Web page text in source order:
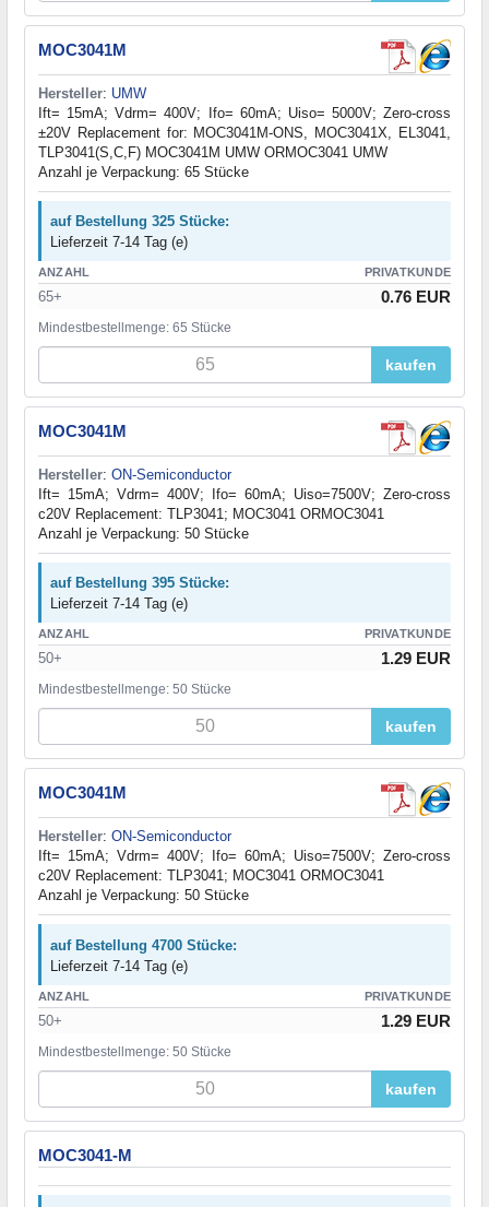
MOC3041M
Hersteller: UMW
Ift= 15mA; Vdrm= 400V; Ifo= 60mA; Uiso= 5000V; Zero-cross
±20V Replacement for: MOC3041M-ONS, MOC3041X, EL3041,
TLP3041(S,C,F) MOC3041M UMW ORMOC3041 UMW
Anzahl je Verpackung: 65 Stücke
auf Bestellung 325 Stücke:
Lieferzeit 7-14 Tag (e)
ANZAHL PRIVATKUNDE
65+ 0.76 EUR
Mindestbestellmenge: 65 Stücke
kaufen
MOC3041M
Hersteller: ON-Semiconductor
Ift= 15mA; Vdrm= 400V; Ifo= 60mA; Uiso=7500V; Zero-cross
c20V Replacement: TLP3041; MOC3041 ORMOC3041
Anzahl je Verpackung: 50 Stücke
auf Bestellung 395 Stücke:
Lieferzeit 7-14 Tag (e)
ANZAHL PRIVATKUNDE
50+ 1.29 EUR
Mindestbestellmenge: 50 Stücke
kaufen
MOC3041M
Hersteller: ON-Semiconductor
Ift= 15mA; Vdrm= 400V; Ifo= 60mA; Uiso=7500V; Zero-cross
c20V Replacement: TLP3041; MOC3041 ORMOC3041
Anzahl je Verpackung: 50 Stücke
auf Bestellung 4700 Stücke:
Lieferzeit 7-14 Tag (e)
ANZAHL PRIVATKUNDE
50+ 1.29 EUR
Mindestbestellmenge: 50 Stücke
kaufen
MOC3041-M